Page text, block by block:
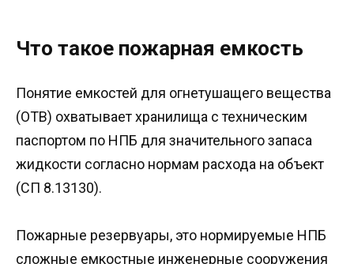
Что такое пожарная емкость
Понятие емкостей для огнетушащего вещества
(ОТВ) охватывает хранилища с техническим
паспортом по НПБ для значительного запаса
жидкости согласно нормам расхода на объект
(СП 8.13130).
Пожарные резервуары, это нормируемые НПБ
сложные емкостные инженерные сооружения